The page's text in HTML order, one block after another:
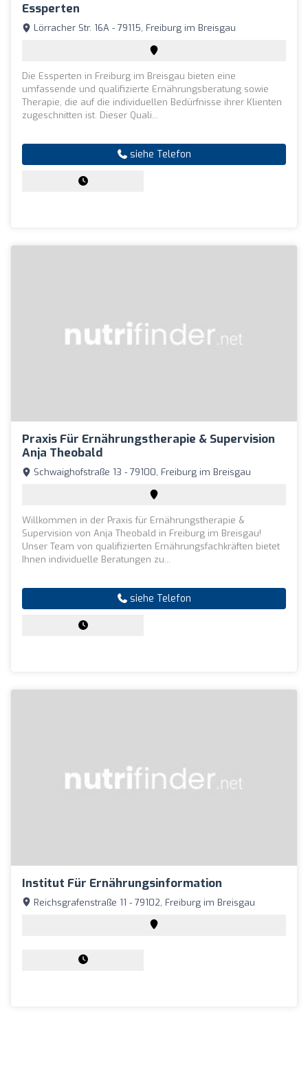
Essperten
Lörracher Str. 16A - 79115, Freiburg im Breisgau
Die Essperten in Freiburg im Breisgau bieten eine
umfassende und qualifizierte Ernährungsberatung sowie
Therapie, die auf die individuellen Bedürfnisse ihrer Klienten
zugeschnitten ist. Dieser Quali...
siehe Telefon
Praxis Für Ernährungstherapie & Supervision
Anja Theobald
Schwaighofstraße 13 - 79100, Freiburg im Breisgau
Willkommen in der Praxis für Ernährungstherapie &
Supervision von Anja Theobald in Freiburg im Breisgau!
Unser Team von qualifizierten Ernährungsfachkräften bietet
Ihnen individuelle Beratungen zu...
siehe Telefon
Institut Für Ernährungsinformation
Reichsgrafenstraße 11 - 79102, Freiburg im Breisgau